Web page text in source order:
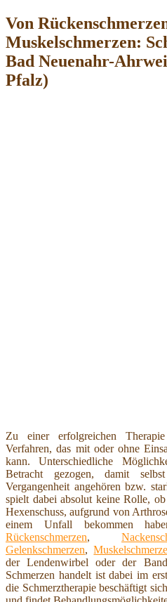
Von
Muskelschmerzen:
Bad Neuenahr-
Pfalz)
Zu einer erfolgreichen
Verfahren, das mit oder ohne
kann. Unterschiedliche
Betracht gezogen, damit
Vergangenheit angehören bzw.
spielt dabei absolut keine Rolle,
Hexenschuss, aufgrund von
einem Unfall bekommen
Rückenschmerzen,
Gelenkschmerzen,
der Lendenwirbel oder der
Schmerzen handelt ist dabei im
die Schmerztherapie beschäftigt